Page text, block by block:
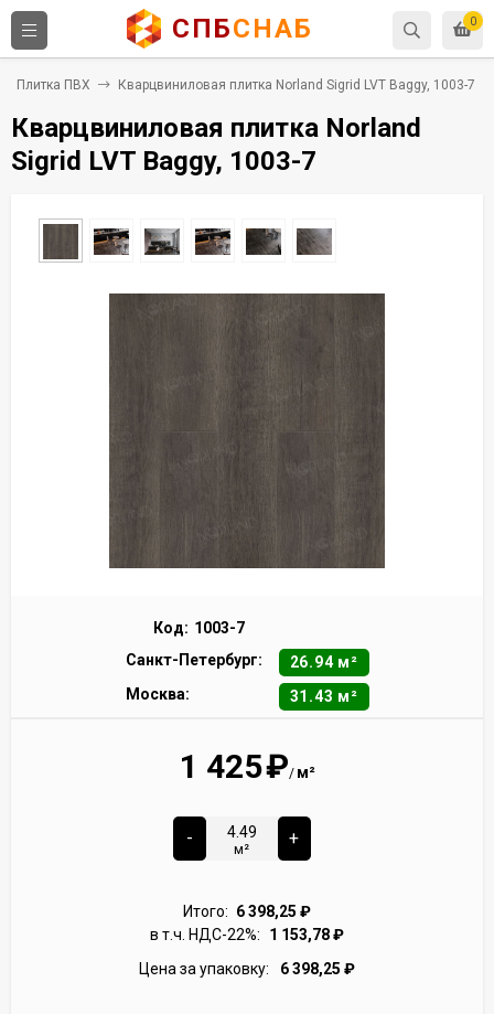
0
СПБСНАБ
Плитка ПВХ Кварцвиниловая плитка Norland Sigrid LVT Baggy, 1003-7
Кварцвиниловая плитка Norland
Sigrid LVT Baggy, 1003-7
Код: 1003-7
Санкт-Петербург:
26.94 м²
Москва:
31.43 м²
1 425₽/ м²
-
м²
+
Итого: 6 398,25 ₽
в т.ч. НДС-22%:
1 153,78₽
Цена за упаковку:
6 398,25 ₽